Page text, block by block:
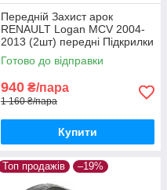
Передній Захист арок
RENAULT Logan MCV 2004-
2013 (2шт) передні Підкрилки
Рено Логан МЦВ до 2013
пара передніх
Готово до відправки
940 ₴/пара
1 160 ₴/пара
Купити
Топ продажів –19%